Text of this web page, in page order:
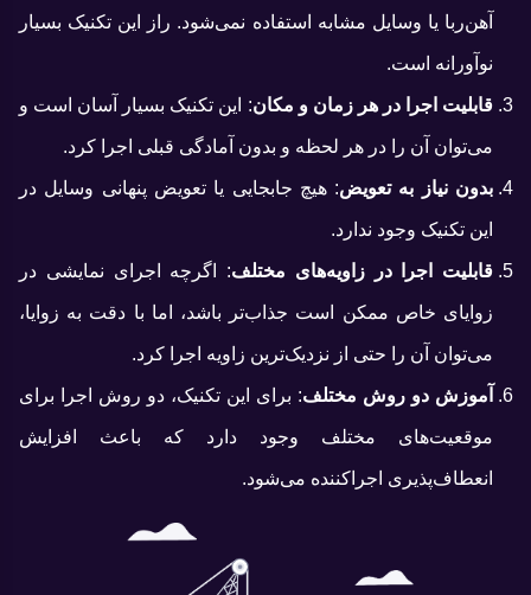
آهن‌ربا یا وسایل مشابه استفاده نمی‌شود. راز این تکنیک بسیار
نوآورانه است.
قابلیت اجرا در هر زمان و مکان: این تکنیک بسیار آسان است و
می‌توان آن را در هر لحظه و بدون آمادگی قبلی اجرا کرد.
بدون نیاز به تعویض: هیچ جابجایی یا تعویض پنهانی وسایل در
این تکنیک وجود ندارد.
قابلیت اجرا در زاویه‌های مختلف: اگرچه اجرای نمایشی در
زوایای خاص ممکن است جذاب‌تر باشد، اما با دقت به زوایا،
می‌توان آن را حتی از نزدیک‌ترین زاویه اجرا کرد.
آموزش دو روش مختلف: برای این تکنیک، دو روش اجرا برای
موقعیت‌های مختلف وجود دارد که باعث افزایش
انعطاف‌پذیری اجراکننده می‌شود.